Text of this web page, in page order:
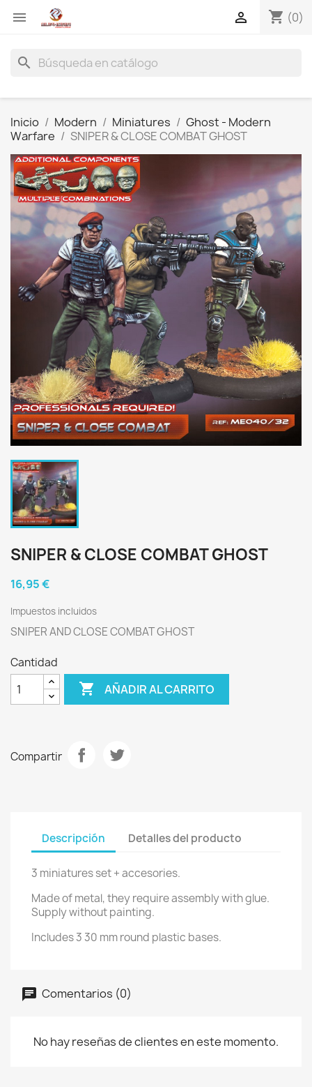
 shopping_cart (0)

search
Inicio Modern Miniatures
Ghost - Modern
Warfare
SNIPER & CLOSE COMBAT GHOST
SNIPER & CLOSE COMBAT GHOST
16,95 €
Impuestos incluidos
SNIPER AND CLOSE COMBAT GHOST
Cantidad
 AÑADIR AL CARRITO
Compartir
Descripción Detalles del producto
3 miniatures set + accesories.
Made of metal, they require assembly with glue.
Supply without painting.
Includes 3 30 mm round plastic bases.
Comentarios (0)
No hay reseñas de clientes en este momento.